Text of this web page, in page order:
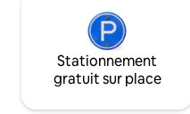
Stationnement
gratuit sur place